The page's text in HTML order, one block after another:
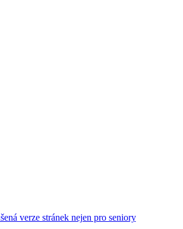
verze stránek nejen pro seniory